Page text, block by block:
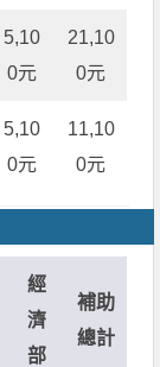
5,10
0元
21,10
0元
5,10
0元
11,10
0元
經
濟
部
補助
總計